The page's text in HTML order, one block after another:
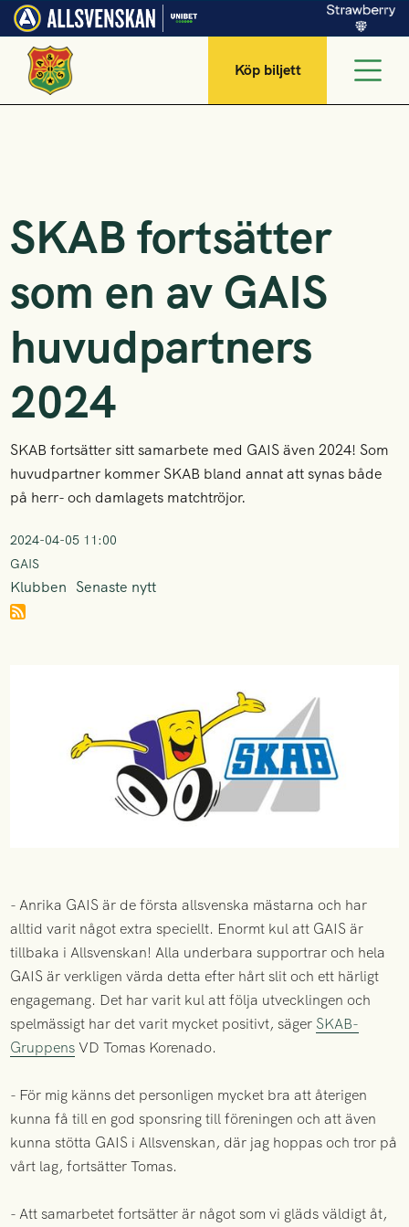
Köp biljett
SKAB fortsätter
som en av GAIS
huvudpartners
2024
SKAB fortsätter sitt samarbete med GAIS även 2024! Som
huvudpartner kommer SKAB bland annat att synas både
på herr- och damlagets matchtröjor.
2024-04-05 11:00
GAIS
Klubben Senaste nytt
- Anrika GAIS är de första allsvenska mästarna och har
alltid varit något extra speciellt. Enormt kul att GAIS är
tillbaka i Allsvenskan! Alla underbara supportrar och hela
GAIS är verkligen värda detta efter hårt slit och ett härligt
engagemang. Det har varit kul att följa utvecklingen och
spelmässigt har det varit mycket positivt, säger SKAB-
GruppensVD Tomas Korenado.
- För mig känns det personligen mycket bra att återigen
kunna få till en god sponsring till föreningen och att även
kunna stötta GAIS i Allsvenskan, där jag hoppas och tror på
vårt lag, fortsätter Tomas.
- Att samarbetet fortsätter är något som vi gläds väldigt åt,